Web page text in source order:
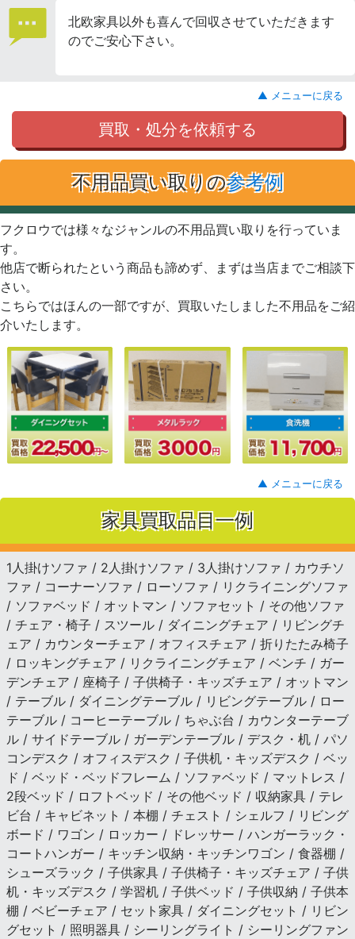
北欧家具以外も喜んで回収させていただきます
のでご安心下さい。
▲ メニューに戻る
買取・処分を依頼する
不用品買い取りの参考例
フクロウでは様々なジャンルの不用品買い取りを行っていま
す。
他店で断られたという商品も諦めず、まずは当店までご相談下
さい。
こちらではほんの一部ですが、買取いたしました不用品をご紹
介いたします。
▲ メニューに戻る
家具買取品目一例
1人掛けソファ / 2人掛けソファ / 3人掛けソファ / カウチソ
ファ / コーナーソファ / ローソファ / リクライニングソファ
/ ソファベッド / オットマン / ソファセット / その他ソファ
/ チェア・椅子 / スツール / ダイニングチェア / リビングチ
ェア / カウンターチェア / オフィスチェア / 折りたたみ椅子
/ ロッキングチェア / リクライニングチェア / ベンチ / ガー
デンチェア / 座椅子 / 子供椅子・キッズチェア / オットマン
/ テーブル / ダイニングテーブル / リビングテーブル / ロー
テーブル / コーヒーテーブル / ちゃぶ台 / カウンターテーブ
ル / サイドテーブル / ガーデンテーブル / デスク・机 / パソ
コンデスク / オフィスデスク / 子供机・キッズデスク / ベッ
ド / ベッド・ベッドフレーム / ソファベッド / マットレス /
2段ベッド / ロフトベッド / その他ベッド / 収納家具 / テレ
ビ台 / キャビネット / 本棚 / チェスト / シェルフ / リビング
ボード / ワゴン / ロッカー / ドレッサー / ハンガーラック・
コートハンガー / キッチン収納・キッチンワゴン / 食器棚 /
シューズラック / 子供家具 / 子供椅子・キッズチェア / 子供
机・キッズデスク / 学習机 / 子供ベッド / 子供収納 / 子供本
棚 / ベビーチェア / セット家具 / ダイニングセット / リビン
グセット / 照明器具 / シーリングライト / シーリングファン